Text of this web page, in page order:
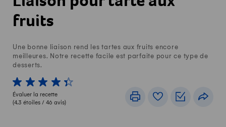
fruits
Une bonne liaison rend les tartes aux fruits encore
meilleures. Notre recette facile est parfaite pour ce type de
desserts.
1 von 5 étoiles
2 von 5 étoiles
3 von 5 étoiles
4 von 5 étoiles
5 von 5 étoiles
Évaluer la recette
(4.3 étoiles / 46 avis)
ImprimerLivre de recettes
Listes de